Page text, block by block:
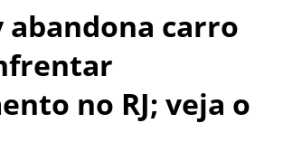
abandona carro
no RJ; veja o